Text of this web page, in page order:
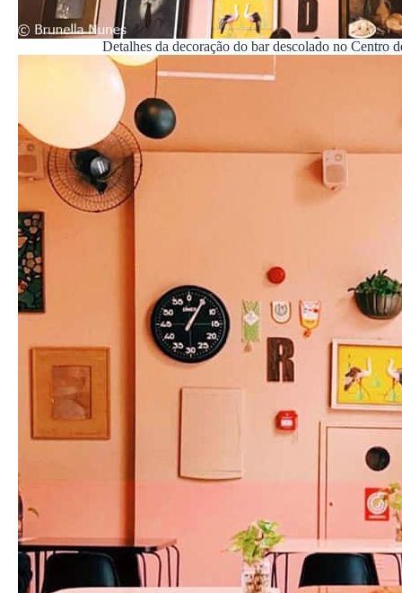
Detalhes da decoração do bar descolado no Centro